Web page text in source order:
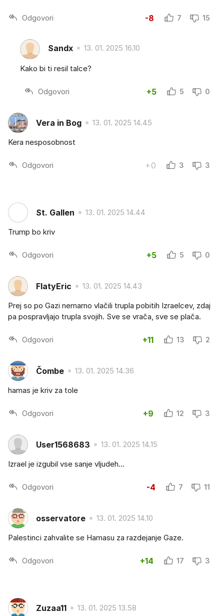
Odgovori -8 7 15
Sandx 13. 01. 2025 16.10
Kako bi ti resil talce?
Odgovori +5 5 0
Vera in Bog 13. 01. 2025 14.45
Kera nesposobnost
Odgovori +0 3 3
St. Gallen 13. 01. 2025 14.44
Trump bo kriv
Odgovori +5 5 0
FlatyEric 13. 01. 2025 14.43
Prej so po Gazi nemarno vlačili trupla pobitih Izraelcev, zdaj
pa pospravljajo trupla svojih. Sve se vrača, sve se plača.
Odgovori +11 13 2
Čombe 13. 01. 2025 14.36
hamas je kriv za tole
Odgovori +9 12 3
User1568683 13. 01. 2025 14.15
Izrael je izgubil vse sanje vljudeh...
Odgovori -4 7 11
osservatore 13. 01. 2025 14.10
Palestinci zahvalite se Hamasu za razdejanje Gaze.
Odgovori +14 17 3
Zuzaa11 13. 01. 2025 13.58